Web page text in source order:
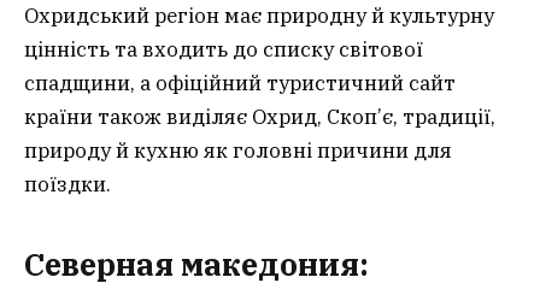
Охридський регіон має природну й культурну
цінність та входить до списку світової
спадщини, а офіційний туристичний сайт
країни також виділяє Охрид, Скоп’є, традиції,
природу й кухню як головні причини для
поїздки.
Северная македония: